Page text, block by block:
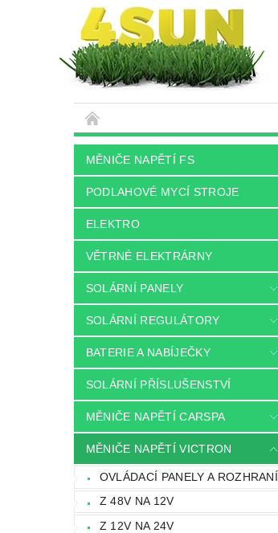
MĚNIČE NAPĚTÍ FS
PODLAHOVÉ MYCÍ STROJE
ELEKTRO
VĚTRNÉ ELEKTRÁRNY
SOLÁRNÍ PANELY
SOLÁRNÍ REGULÁTORY
BATERIE A NABÍJEČKY
SOLÁRNÍ PŘÍSLUŠENSTVÍ
MĚNIČE NAPĚTÍ CARSPA
MĚNIČE NAPĚTÍ VICTRON
OVLÁDACÍ PANELY A ROZHRANÍ
Z 48V NA 12V
Z 12V NA 24V